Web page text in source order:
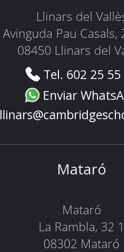
Llinars del
Avinguda Pau Casals,
08450 Llinars del
Tel. 602 25
Enviar
Mataró
Mataró
La Rambla, 32 1
08302 Mataró